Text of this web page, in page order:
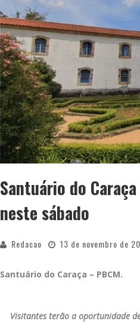
Santuário do
neste sábado
Redacao 13 de novembro de
Santuário do Caraça – PBCM.
Visitantes terão a oportunidade